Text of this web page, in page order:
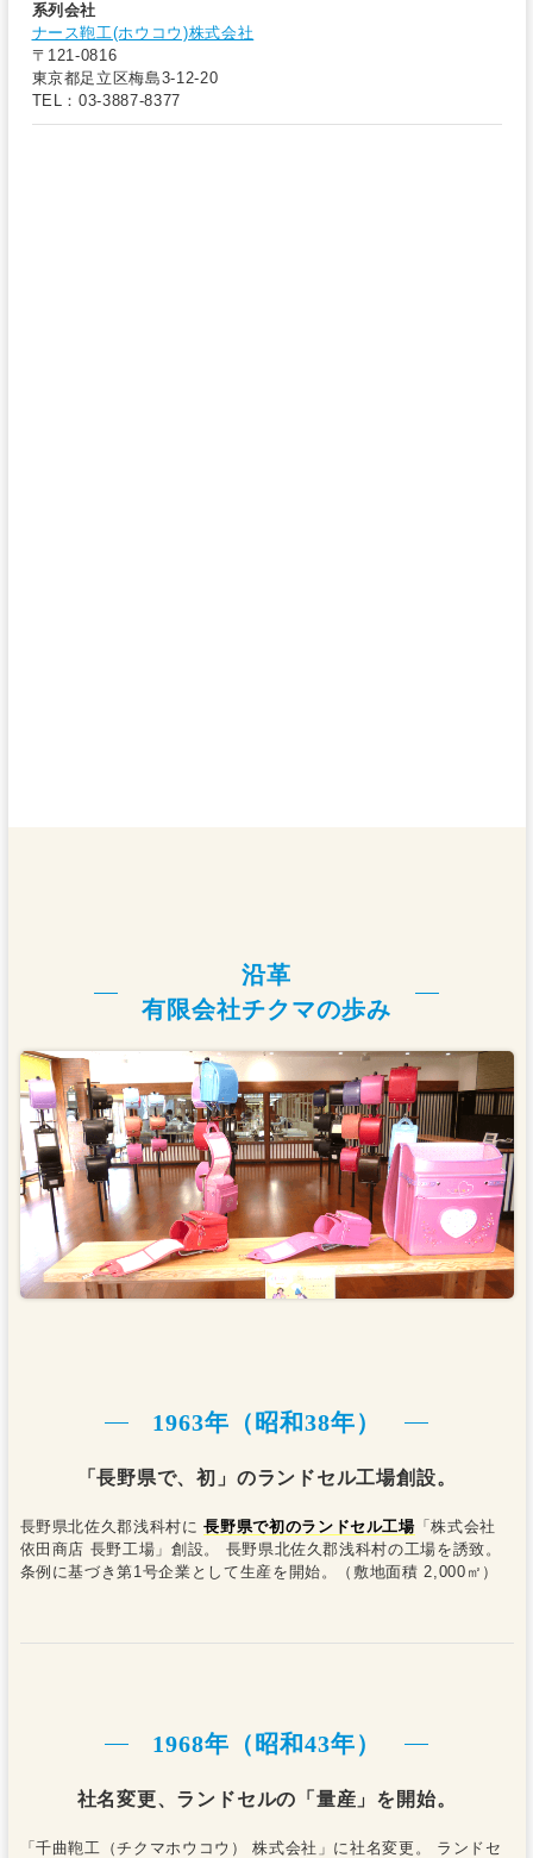
系列会社
ナース鞄工(ホウコウ)株式会社
〒121-0816
東京都足立区梅島3-12-20
TEL：03-3887-8377
沿革
有限会社チクマの歩み
1963年（昭和38年）
「長野県で、初」のランドセル工場創設。
長野県北佐久郡浅科村に長野県で初のランドセル工場「株式会社
依田商店 長野工場」創設。 長野県北佐久郡浅科村の工場を誘致。
条例に基づき第1号企業として生産を開始。（敷地面積 2,000㎡）
1968年（昭和43年）
社名変更、ランドセルの「量産」を開始。
「千曲鞄工（チクマホウコウ） 株式会社」に社名変更。 ランドセ